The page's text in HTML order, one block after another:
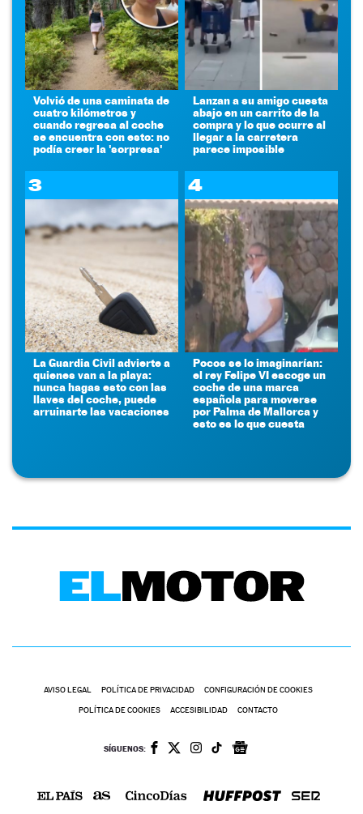
Volvió de una caminata de
cuatro kilómetros y
cuando regresa al coche
se encuentra con esto: no
podía creer la 'sorpresa'
Lanzan a su amigo cuesta
abajo en un carrito de la
compra y lo que ocurre al
llegar a la carretera
parece imposible
3
La Guardia Civil advierte a
quienes van a la playa:
nunca hagas esto con las
llaves del coche, puede
arruinarte las vacaciones
4
Pocos se lo imaginarían:
el rey Felipe VI escoge un
coche de una marca
española para moverse
por Palma de Mallorca y
esto es lo que cuesta
AVISO LEGAL POLÍTICA DE PRIVACIDAD CONFIGURACIÓN DE COOKIES
POLÍTICA DE COOKIES ACCESIBILIDAD CONTACTO
SÍGUENOS: